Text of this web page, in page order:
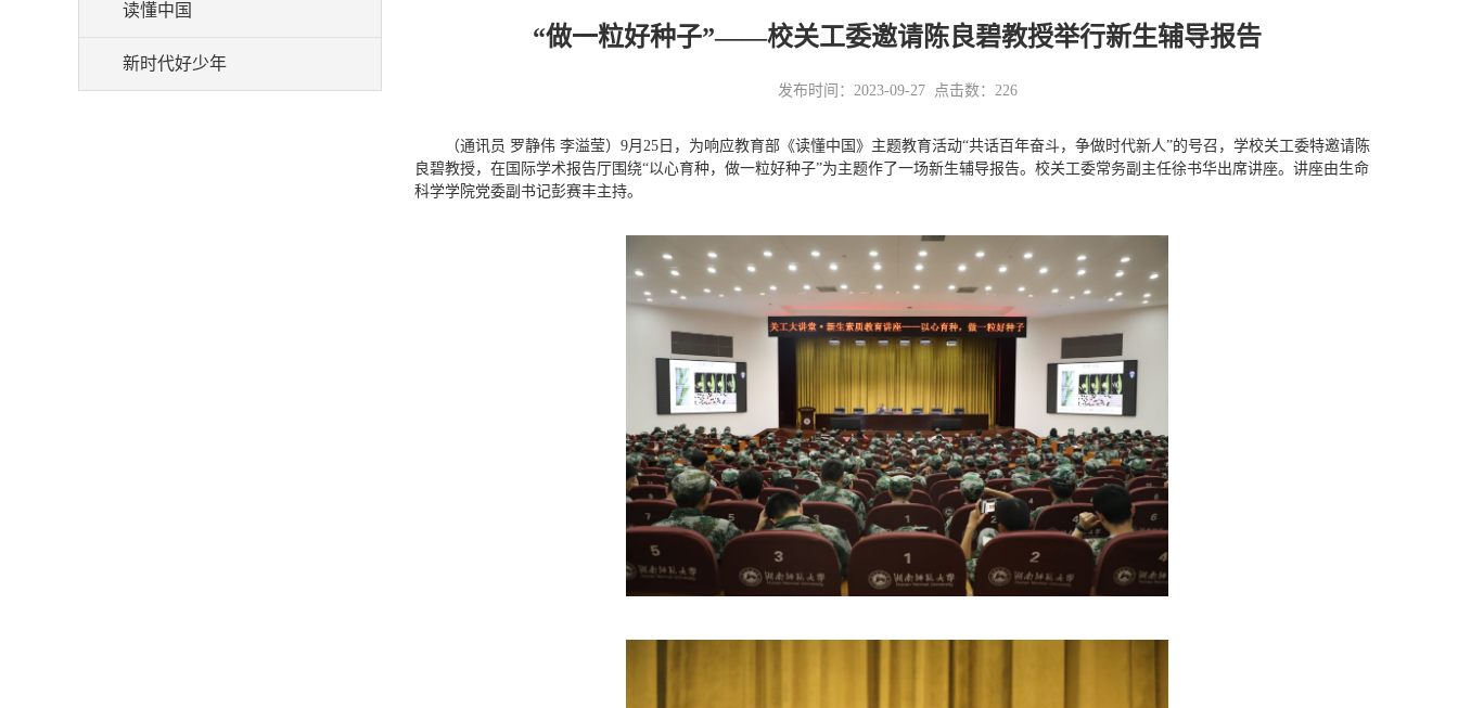
读懂中国
新时代好少年
“做一粒好种子”——校关工委邀请陈良碧教授举行新生辅导报告
发布时间：2023-09-27 点击数： 226
（通讯员 罗静伟 李溢莹）9月25日，为响应教育部《读懂中国》主题教育活动“共话百年奋斗，争做时代新人”的号召，学校关工委特邀请陈
良碧教授，在国际学术报告厅围绕“以心育种，做一粒好种子”为主题作了一场新生辅导报告。 校关工委常务副主任徐书华出席讲座。 讲座由生命
科学学院党委副书记彭赛丰主持。